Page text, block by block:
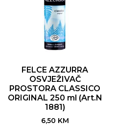
FELCE AZZURRA
OSVJEŽIVAČ
PROSTORA CLASSICO
ORIGINAL 250 ml (Art.N
1881)
6,50 KM